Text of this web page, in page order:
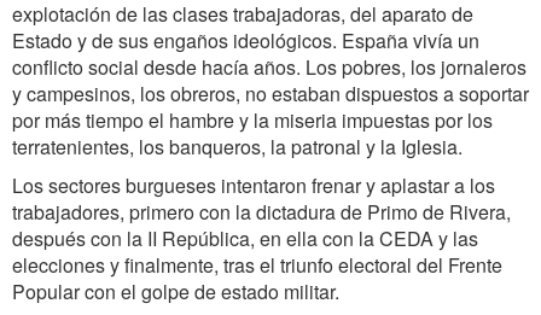
explotación de las clases trabajadoras, del aparato de
Estado y de sus engaños ideológicos. España vivía un
conflicto social desde hacía años. Los pobres, los jornaleros
y campesinos, los obreros, no estaban dispuestos a soportar
por más tiempo el hambre y la miseria impuestas por los
terratenientes, los banqueros, la patronal y la Iglesia.
Los sectores burgueses intentaron frenar y aplastar a los
trabajadores, primero con la dictadura de Primo de Rivera,
después con la II República, en ella con la CEDA y las
elecciones y finalmente, tras el triunfo electoral del Frente
Popular con el golpe de estado militar.